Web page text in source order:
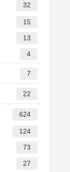
32
15
13
4
7
22
624
124
73
27